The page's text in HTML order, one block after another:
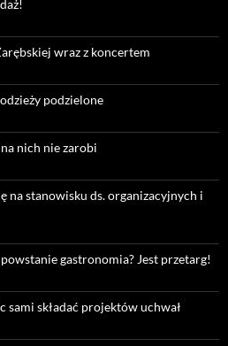
wraz z koncertem
podzielone
nich nie zarobi
na stanowisku ds. organizacyjnych i
gastronomia? Jest przetarg!
składać projektów uchwał